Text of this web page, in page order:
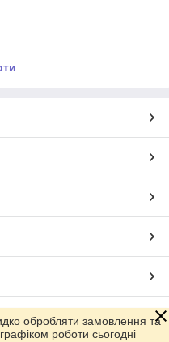
Prom.ua
обробляти замовлення та
роботи сьогодні